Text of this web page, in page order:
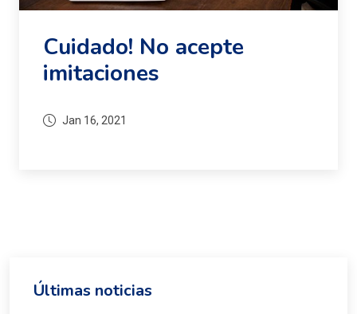
Cuidado! No acepte
imitaciones
Jan 16, 2021
Últimas noticias